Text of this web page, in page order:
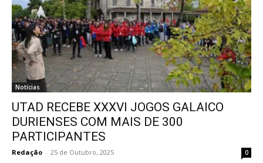
Notícias
UTAD RECEBE XXXVI JOGOS GALAICO
DURIENSES COM MAIS DE 300
PARTICIPANTES
Redação - 25 de Outubro, 2025 0